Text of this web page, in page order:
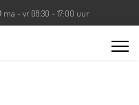
ma - vr 08:30 - 17:00 uur